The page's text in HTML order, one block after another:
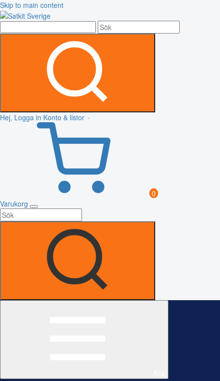
Skip to main content
Hej, Logga in Konto & listor
0
Varukorg